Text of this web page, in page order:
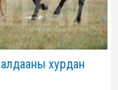
хурдан